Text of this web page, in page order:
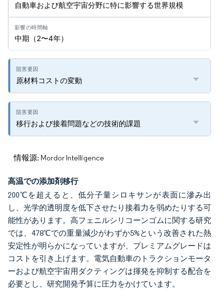
自動車および航空宇宙分野に特に影響する世界規模
中期（2〜4年）
原材料コストの変動
移行および接着問題などの技術的課題
情報源: Mordor Intelligence
高温での添加剤移行
200℃を超えると、低分子量シロキサンが表面に滲み出
し、光学的透明度を低下させたり接着力を弱めたりする可
能性があります。高フェニルシリコーンゴムに関する研究
では、478℃での重量減少がわずか5%という改善された熱
安定性が明らかになっていますが、プレミアムグレードは
コストを引き上げます。電気自動車のトラクションモータ
ーおよび航空宇宙用ダクティングは揮発を抑制する配合を
必要とし、研究開発予算に圧力をかけています。